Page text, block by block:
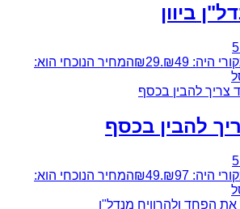
ביוון
היה: ₪49. ₪29
המחיר הנוכחי הוא:
להבין בכסף
היה: ₪97. ₪49
המחיר הנוכחי הוא: